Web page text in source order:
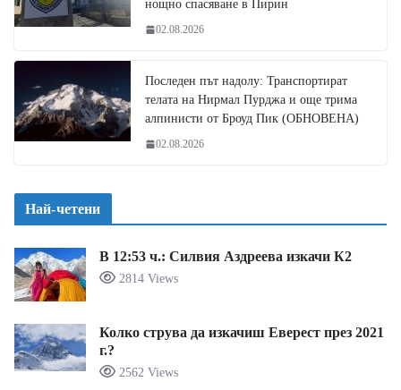
нощно спасяване в Пирин
02.08.2026
Последен път надолу: Транспортират
телата на Нирмал Пурджа и още трима
алпинисти от Броуд Пик (ОБНОВЕНА)
02.08.2026
Най-четени
В 12:53 ч.: Силвия Аздреева изкачи К2
2814 Views
Колко струва да изкачиш Еверест през 2021
г.?
2562 Views